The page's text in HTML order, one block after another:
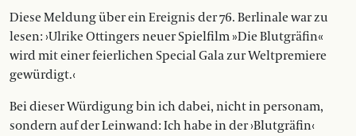
Diese Meldung über ein Ereignis der 76. Berlinale war zu
lesen: ›Ulrike Ottingers neuer Spielfilm »Die Blutgräfin«
wird mit einer feierlichen Special Gala zur Weltpremiere
gewürdigt.‹
Bei dieser Würdigung bin ich dabei, nicht in personam,
sondern auf der Leinwand: Ich habe in der ›Blutgräfin‹